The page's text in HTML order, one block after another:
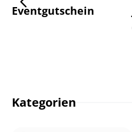
Eventgutschein
Kategorien